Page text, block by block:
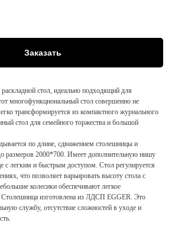
Заказать
стол, идеально подходящий для
многофункциональный стол совершенно не
трансформируется из компактного журнального
стол для семейного торжества и большой
по длине, сдвижением столешницы и
размеров 2000*700. Имеет дополнительную нишу
с легким и быстрым доступом. Стол регулируется
что позволяет варьировать высоту стола с
колесики обеспечивают легкое
Столешница изготовлена из ЛДСП EGGER. Это
службу, отсутствие сложностей в уходе и